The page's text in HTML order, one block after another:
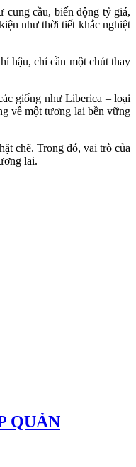
cung cầu, biến động tỷ giá,
như thời tiết khắc nghiệt
hậu, chỉ cần một chút thay
giống như Liberica – loại
về một tương lai bền vững
chẽ. Trong đó, vai trò của
lai.
QUẢN